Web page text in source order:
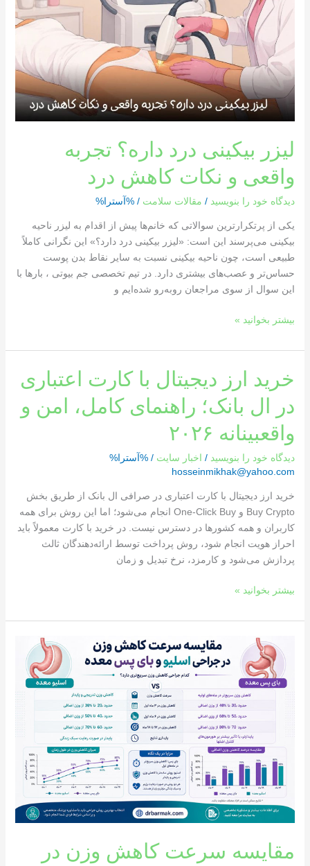
لیزر بیکینی درد داره؟ تجربه
واقعی و نکات کاهش درد
دیدگاه‌ خود را بنویسید / مقالات سلامت / %آسترا%
یکی از پرتکرارترین سوالاتی که خانم‌ها پیش از اقدام به لیزر ناحیه
بیکینی می‌پرسند این است: «لیزر بیکینی درد دارد؟» این نگرانی کاملاً
طبیعی است، چون ناحیه بیکینی نسبت به سایر نقاط بدن پوست
حساس‌تر و عصب‌های بیشتری دارد. در تیم تخصصی جم بیوتی ، بارها با
این سوال از سوی مراجعان روبه‌رو شده‌ایم و
تجربه
واقعی
نکات
کاهش
درد
بیشتر بخوانید »
خرید ارز دیجیتال با کارت اعتباری
در ال بانک؛ راهنمای کامل، امن و
واقعبینانه ۲۰۲۶
دیدگاه‌ خود را بنویسید / اخبار سایت / %آسترا%
hosseinmikhak@yahoo.com
خرید ارز دیجیتال با کارت اعتباری در صرافی ال بانک از طریق بخش
Buy Crypto و One-Click Buy انجام می‌شود؛ اما این روش برای همه
کاربران و همه کشورها در دسترس نیست. در خرید با کارت معمولاً باید
احراز هویت انجام شود، روش پرداخت توسط ارائه‌دهندگان ثالث
پردازش می‌شود و کارمزد، نرخ تبدیل و زمان
خرید
ارز
دیجیتال
کارت
اعتباری
در
بانک؛
راهنمای
کامل،
امن
و
۲۰۲۶
بیشتر بخوانید »
مقایسه سرعت کاهش وزن در
مقایسه
سرعت
کاهش
وزن
بای
پس